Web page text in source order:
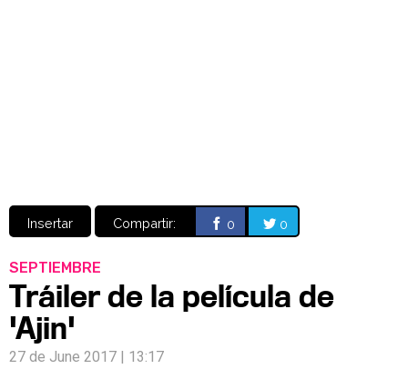
Insertar Compartir: 0 0
SEPTIEMBRE
Tráiler de la película de
'Ajin'
27 de June 2017 | 13:17